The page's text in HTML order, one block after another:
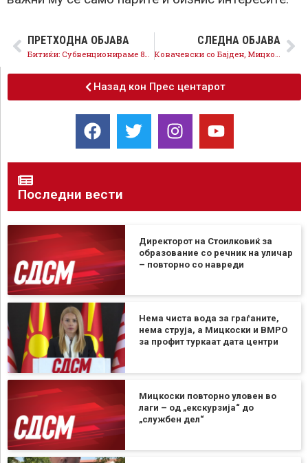
ПРЕТХОДНА ОБЈАВА СЛЕДНА ОБЈАВА
Назад кон Прес центарот
Последни вести
Директорот на Стоилковиќ за
образование со речник на уличар
– повторно со навреди
Нема чиста вода за граѓаните,
нема струја, а Мицкоски и ВМРО
за профит туркаат дата центри
Мицкоски повторно уловен во
лаги – од „екскурзија“ до
„службен дел“